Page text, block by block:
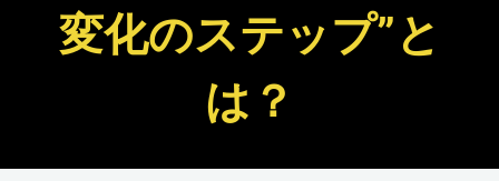
変化のステップ”と
は？